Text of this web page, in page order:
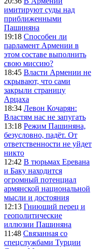
имитируют суды над
приближенными
Пашиняна
19:18 Способен ли
парламент Армении в
этом составе выполнить
свою миссию?
18:45 Власти Армении не
скрывают, что сами
закрыли страницу
Арцаха
18:34 Левон Кочарян:
Властям нас не запугать
13:18 Режим Пашиняна,
безусловно, падёт. От
ответственности не уйдет
никто
12:42 В тюрьмах Еревана
и Баку находится
огромный потенциал
армянской национальной
мысли и достояния
12:13 Гниющий перец и
геополитические
иллюзии Пашиняна
11:48 Связанная со
спецслужбами Турции